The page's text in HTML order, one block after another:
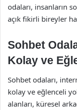
odaları, insanların
açık fikirli bireyler
Sohbet
Kolay ve
Sohbet odaları,
kolay ve eğlenceli
alanları, küresel